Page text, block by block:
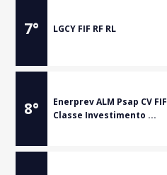
7° LGCY FIF RF RL
8°
Enerprev ALM Psap CV FIF
Classe Investimento ...